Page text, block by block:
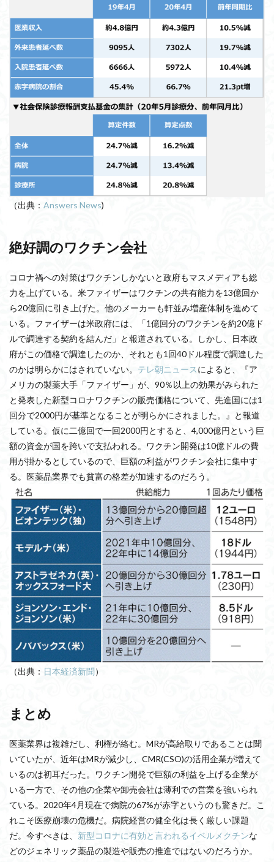
（出典： Answers News)
絶好調のワクチン会社
コロナ禍への対策はワクチンしかないと政府もマスメディアも総
力を上げている。米ファイザーはワクチンの共有能力を13億回か
ら20億回に引き上げた。他のメーカーも軒並み増産体制を進めて
いる。ファイザーは米政府には、「1億回分のワクチンを約20億ド
ルで調達する契約を結んだ」と報道されている。しかし、日本政
府がこの価格で調達したのか、それとも1回40ドル程度で調達した
のかは明らかにはされていない。 テレ朝ニュースによると、『ア
メリカの製薬大手「ファイザー」が、90％以上の効果がみられた
と発表した新型コロナワクチンの販売価格について、先進国には1
回分で2000円が基準となることが明らかにされました。』と報道
している。仮に二億回で一回2000円とすると、4,000億円という巨
額の資金が国を跨いで支払われる。ワクチン開発は10億ドルの費
用が掛かるとしているので、巨額の利益がワクチン会社に集中す
る。医薬品業界でも貧富の格差が加速するのだろう。
（出典： 日本経済新聞）
まとめ
医薬業界は複雑だし、利権が絡む。MRが高給取りであることは聞
いていたが、近年はMRが減少し、CMR(CSO)の活用企業が増えて
いるのは初耳だった。ワクチン開発で巨額の利益を上げる企業が
いる一方で、その他の企業や卸売会社は薄利での営業を強いられ
ている。2020年4月現在で病院の67%が赤字というのも驚きだ。こ
れこそ医療崩壊の危機だ。病院経営の健全化は長く厳しい課題
だ。今すべきは、 新型コロナに有効と言われるイベルメクチンな
どのジェネリック薬品の製造や販売の推進ではないのだろうか。